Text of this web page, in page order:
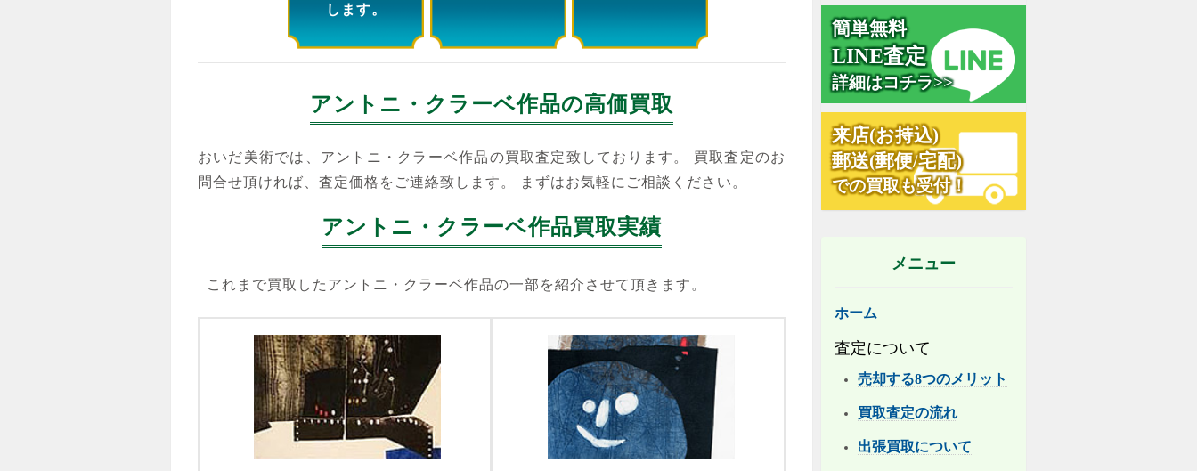
します。
アントニ・クラーベ作品の高価買取
おいだ美術では、アントニ・クラーベ作品の買取査定致しております。 買取査定のお
問合せ頂ければ、査定価格をご連絡致します。 まずはお気軽にご相談ください。
アントニ・クラーベ作品買取実績
これまで買取したアントニ・クラーベ作品の一部を紹介させて頂きます。
簡単無料
LINE査定
詳細はコチラ>>
来店(お持込)
郵送(郵便/宅配)
での買取も受付！
メニュー
ホーム
査定について
売却する8つのメリット
買取査定の流れ
出張買取について